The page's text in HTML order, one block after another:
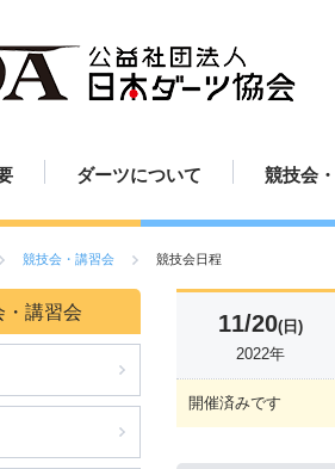
み
ダーツについて
スポーツとしてのダーツ
ダーツの歴史
ダーツのルールとマナー
ダーツの投げ方
ボードの読み方
ボードの設置
ダーツの練習方法
ダーツの楽しみ方
ダーツ用具
競技会
競技会日
講習会日
認定試合
競技会・講習会 競技会日程
・講習会 11/20(日)
2022年
開催済みです